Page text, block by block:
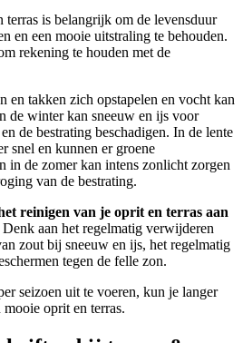
terras is belangrijk om de levensduur
en een mooie uitstraling te behouden.
rekening te houden met de
en takken zich opstapelen en vocht kan
de winter kan sneeuw en ijs voor
de bestrating beschadigen. In de lente
snel en kunnen er groene
in de zomer kan intens zonlicht zorgen
van de bestrating.
reinigen van je oprit en terras aan
Denk aan het regelmatig verwijderen
zout bij sneeuw en ijs, het regelmatig
tegen de felle zon.
seizoen uit te voeren, kun je langer
mooie oprit en terras.